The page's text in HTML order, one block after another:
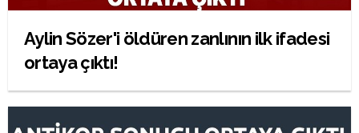
Aylin Sözer'i öldüren zanlının ilk ifadesi
ortaya çıktı!